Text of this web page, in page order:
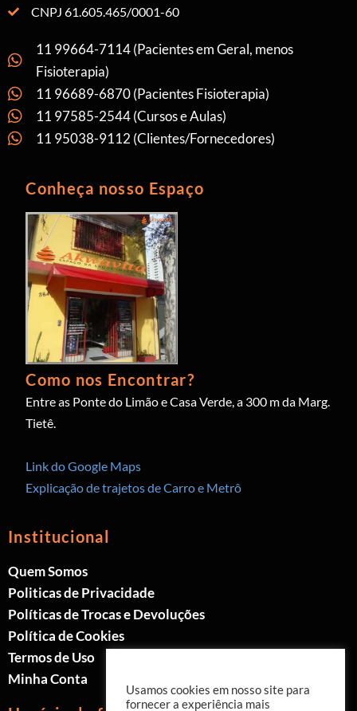
CNPJ 61.605.465/0001-60
11 99664-7114 (Pacientes em Geral, menos
Fisioterapia)
11 96689-6870 (Pacientes Fisioterapia)
11 97585-2544 (Cursos e Aulas)
11 95038-9112 (Clientes/Fornecedores)
Conheça nosso Espaço
Como nos Encontrar?
Entre as Ponte do Limão e Casa Verde, a 300 m da Marg.
Tietê.
Link do Google Maps
Explicação de trajetos de Carro e Metrô
Institucional
Quem Somos
Politicas de Privacidade
Políticas de Trocas e Devoluções
Política de Cookies
Termos de Uso
Minha Conta
Usamos cookies em nosso site para
fornecer a experiência mais